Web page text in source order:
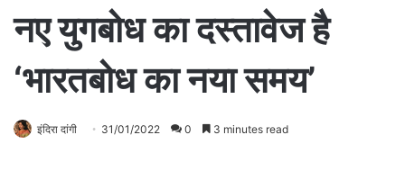
नए युगबोध का दस्तावेज है
‘भारतबोध का नया समय’
इंदिरा दांगी 31/01/2022 0 3 minutes read